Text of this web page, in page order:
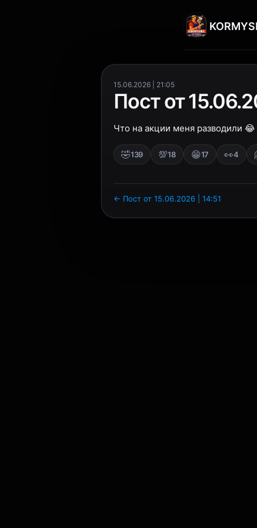
15.06.2026 | 21:05
Пост от
Что на акции меня разводили 😂
🤣139 💯18 😁17 👀4
← Пост от 15.06.2026 | 14:51